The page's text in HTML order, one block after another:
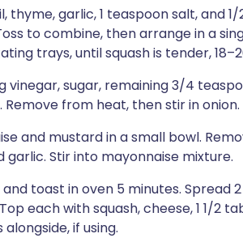
thyme, garlic, 1 teaspoon salt,
to combine, then arrange in a
trays, until squash is tender,
vinegar, sugar, remaining 3/4
Remove from heat, then stir in onion.
and mustard in a small bowl.
garlic. Stir into mayonnaise mixture.
and toast in oven 5 minutes. Spread
each with squash, cheese, 1 1/2
if using.